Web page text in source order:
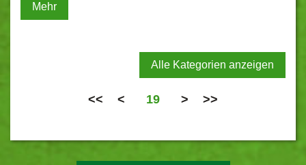
Mehr
Alle Kategorien anzeigen
<< < 19 > >>